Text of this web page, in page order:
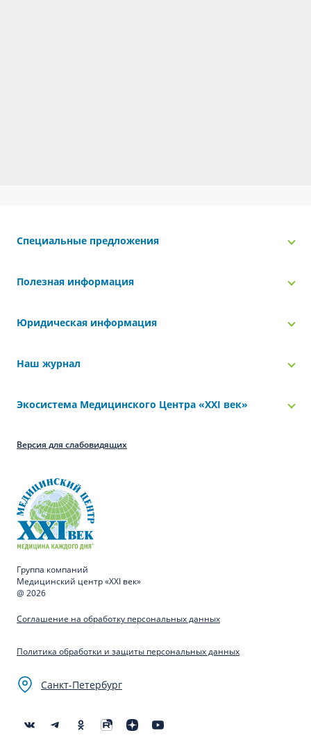
Специальные предложения
Полезная информация
Юридическая информация
Наш журнал
Экосистема Медицинского Центра «‎XXI век»
Версия для слабовидящих
Группа компаний
Медицинский центр «XXI век»
@ 2026
Соглашение на обработку персональных данных
Политика обработки и защиты персональных данных
Санкт-Петербург